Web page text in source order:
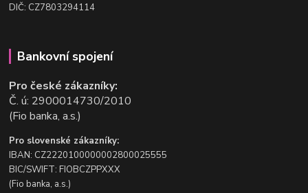
DIČ: CZ7803294114
Bankovní spojení
Pro české zákazníky:
Č. ú: 2900014730/2010
(Fio banka, a.s.)
Pro slovenské zákazníky:
IBAN: CZ2220100000002800025555
BIC/SWIFT: FIOBCZPPXXX
(Fio banka, a.s.)